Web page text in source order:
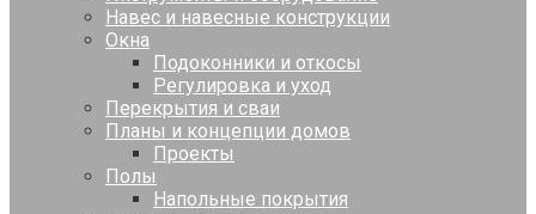
Навес и навесные конструкции
Окна
Подоконники и откосы
Регулировка и уход
Перекрытия и сваи
Планы и концепции домов
Проекты
Полы
Напольные покрытия